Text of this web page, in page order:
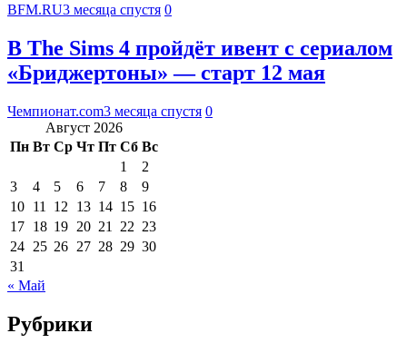
BFM.RU3 месяца спустя 0
В The Sims 4 пройдёт ивент с сериалом
«Бриджертоны» — старт 12 мая
Чемпионат.com3 месяца спустя 0
Август 2026
Пн Вт Ср Чт Пт Сб Вс
1
2
3
4 5 6 7 8
9
10 11 12 13 14 15 16
17 18 19 20 21 22 23
24 25 26 27 28 29 30
31
« Май
Рубрики